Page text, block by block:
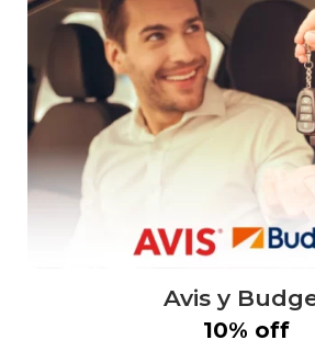
Avis y
10% off